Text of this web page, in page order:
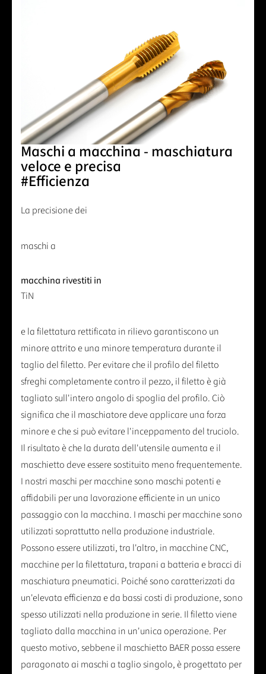
Maschi a macchina - maschiatura
veloce e precisa
#Efficienza
La precisione dei
maschi a
macchina rivestiti in
TiN
e la filettatura rettificata in rilievo garantiscono un
minore attrito e una minore temperatura durante il
taglio del filetto. Per evitare che il profilo del filetto
sfreghi completamente contro il pezzo, il filetto è già
tagliato sull'intero angolo di spoglia del profilo. Ciò
significa che il maschiatore deve applicare una forza
minore e che si può evitare l'inceppamento del truciolo.
Il risultato è che la durata dell'utensile aumenta e il
maschietto deve essere sostituito meno frequentemente.
I nostri maschi per macchine sono maschi potenti e
affidabili per una lavorazione efficiente in un unico
passaggio con la macchina. I maschi per macchine sono
utilizzati soprattutto nella produzione industriale.
Possono essere utilizzati, tra l'altro, in macchine CNC,
macchine per la filettatura, trapani a batteria e bracci di
maschiatura pneumatici. Poiché sono caratterizzati da
un'elevata efficienza e da bassi costi di produzione, sono
spesso utilizzati nella produzione in serie. Il filetto viene
tagliato dalla macchina in un'unica operazione. Per
questo motivo, sebbene il maschietto BAER possa essere
paragonato ai maschi a taglio singolo, è progettato per